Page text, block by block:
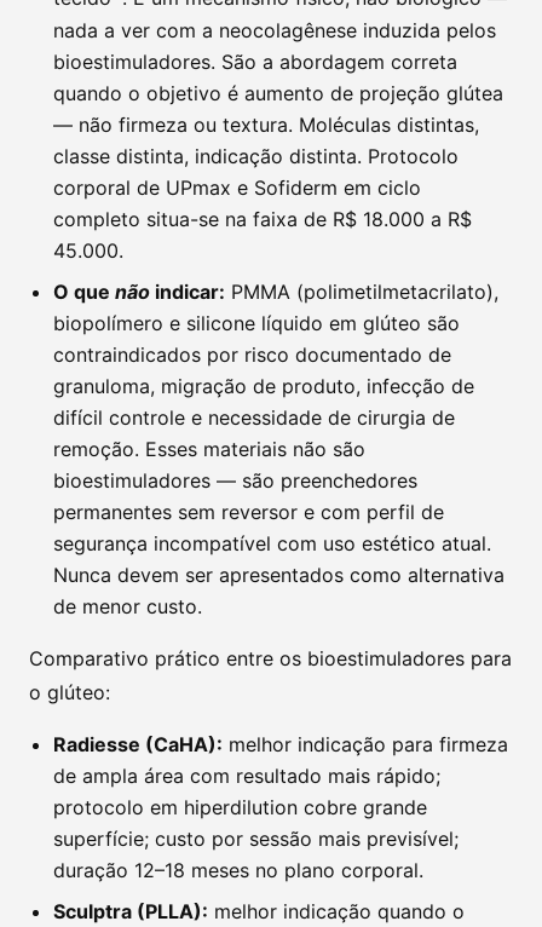
nada a ver com a neocolagênese induzida pelos
bioestimuladores. São a abordagem correta
quando o objetivo é aumento de projeção glútea
— não firmeza ou textura. Moléculas distintas,
classe distinta, indicação distinta. Protocolo
corporal de UPmax e Sofiderm em ciclo
completo situa-se na faixa de R$ 18.000 a R$
45.000.
O que não indicar: PMMA (polimetilmetacrilato),
biopolímero e silicone líquido em glúteo são
contraindicados por risco documentado de
granuloma, migração de produto, infecção de
difícil controle e necessidade de cirurgia de
remoção. Esses materiais não são
bioestimuladores — são preenchedores
permanentes sem reversor e com perfil de
segurança incompatível com uso estético atual.
Nunca devem ser apresentados como alternativa
de menor custo.
Comparativo prático entre os bioestimuladores para
o glúteo:
Radiesse (CaHA): melhor indicação para firmeza
de ampla área com resultado mais rápido;
protocolo em hiperdilution cobre grande
superfície; custo por sessão mais previsível;
duração 12–18 meses no plano corporal.
Sculptra (PLLA): melhor indicação quando o